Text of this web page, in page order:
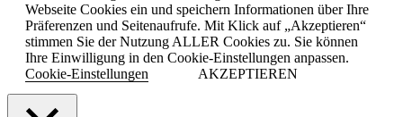
Webseite Cookies ein und speichern Informationen über Ihre
Präferenzen und Seitenaufrufe. Mit Klick auf „Akzeptieren“
stimmen Sie der Nutzung ALLER Cookies zu. Sie können
Ihre Einwilligung in den Cookie-Einstellungen anpassen.
Cookie-Einstellungen
AKZEPTIEREN